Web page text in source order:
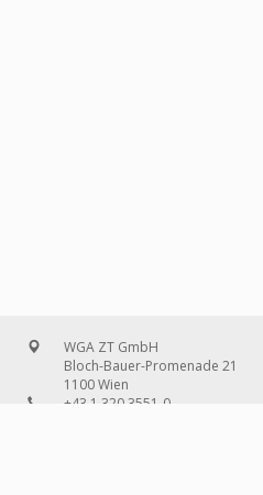
WGA ZT GmbH
Bloch-Bauer-Promenade 21
1100 Wien
+43 1 320 3551-0